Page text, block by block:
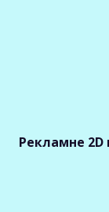
Рекламне 2D